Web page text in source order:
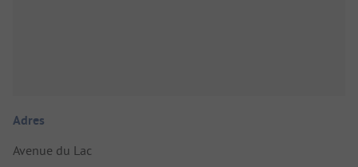
Adres
Avenue du Lac